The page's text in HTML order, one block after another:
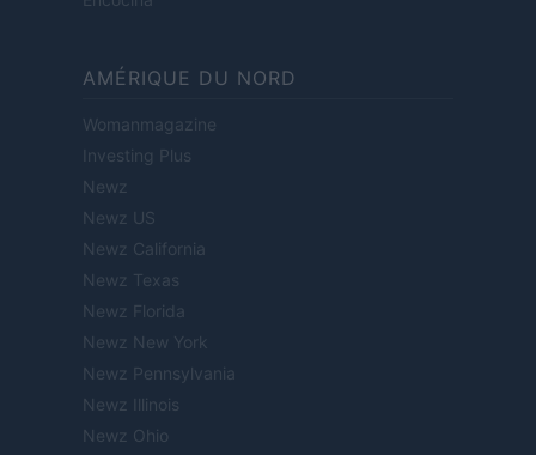
AMÉRIQUE DU NORD
Womanmagazine
Investing Plus
Newz
Newz US
Newz California
Newz Texas
Newz Florida
Newz New York
Newz Pennsylvania
Newz Illinois
Newz Ohio